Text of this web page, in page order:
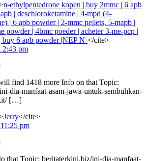
n-ethylpentedrone kopen | buy 2mmc | 6 apb
| deschloroketamine | 4-mpd (4-
| 6 apb powder | 2-mmc pellets, 5-mapb |
powder | 4bmc poeder | acheter 3-me-pcp |
buy 6 apb powder |NEP N-</cite>
2:43 pm
find 1418 more Info on that Topic:
dia-manfaat-asam-jawa-untuk-sembuhkan-
[…]
Jerry</cite>
pm
that Topic: beritaterkini.biz/ini-dia-manfaat-